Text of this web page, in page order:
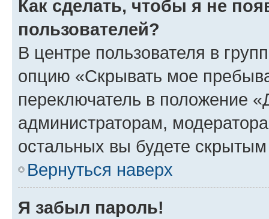
Как сделать, чтобы я не
пользователей?
В центре пользователя в
опцию «Скрывать мое
переключатель в положение
администраторам,
остальных вы будете
Вернуться наверх
Я забыл пароль!